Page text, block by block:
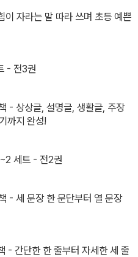
이 자라는 말 따라 쓰며 초등 예쁜
- 전3권
- 상상글, 설명글, 생활글, 주장
까지 완성!
세트 - 전2권
- 세 문장 한 문단부터 열 문장
- 간단한 한 줄부터 자세한 세 줄